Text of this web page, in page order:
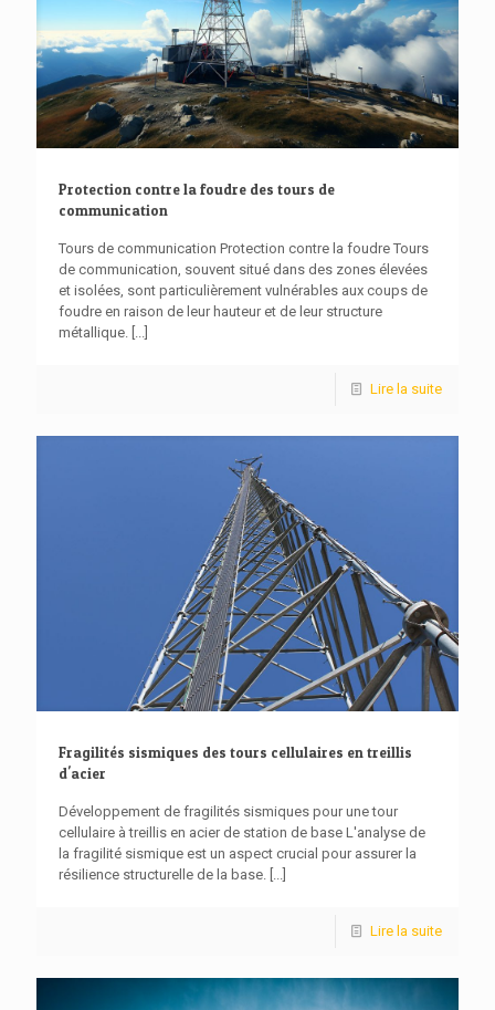
Protection contre la foudre des tours de
communication
Tours de communication Protection contre la foudre Tours
de communication, souvent situé dans des zones élevées
et isolées, sont particulièrement vulnérables aux coups de
foudre en raison de leur hauteur et de leur structure
métallique. [...]
Lire la suite
Fragilités sismiques des tours cellulaires en treillis
d'acier
Développement de fragilités sismiques pour une tour
cellulaire à treillis en acier de station de base L'analyse de
la fragilité sismique est un aspect crucial pour assurer la
résilience structurelle de la base. [...]
Lire la suite